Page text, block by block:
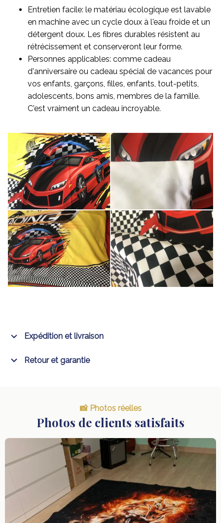
Entretien facile: le matériau écologique est lavable
en machine avec un cycle doux à l'eau froide et un
détergent doux. Les fibres durables résistent au
rétrécissement et conserveront leur forme.
Personnes applicables: comme cadeau
d'anniversaire ou cadeau spécial de vacances pour
vos enfants, garçons, filles, enfants, tout-petits,
adolescents, bons amis, membres de la famille.
C'est vraiment un cadeau incroyable.
Expédition et livraison
Retour et garantie
📸 Photos réelles
Photos de clients satisfaits